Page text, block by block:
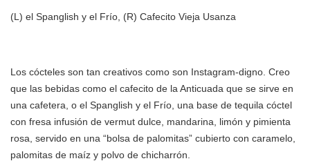
(L) el Spanglish y el Frío, (R) Cafecito Vieja Usanza
Los cócteles son tan creativos como son Instagram-digno. Creo
que las bebidas como el cafecito de la Anticuada que se sirve en
una cafetera, o el Spanglish y el Frío, una base de tequila cóctel
con fresa infusión de vermut dulce, mandarina, limón y pimienta
rosa, servido en una “bolsa de palomitas” cubierto con caramelo,
palomitas de maíz y polvo de chicharrón.